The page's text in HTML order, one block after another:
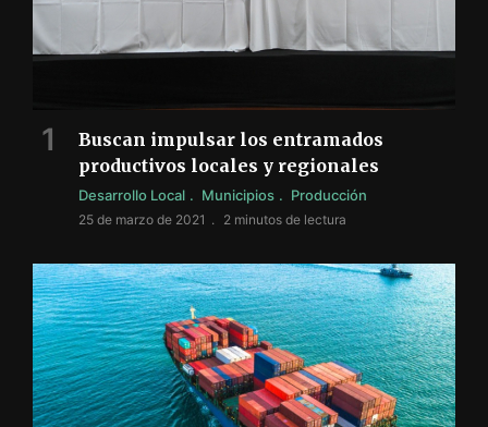
Buscan impulsar los entramados
productivos locales y regionales
Desarrollo Local Municipios Producción
25 de marzo de 2021 2 minutos de lectura